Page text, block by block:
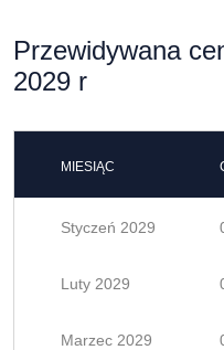
Przewidywana
2029 r
MIESIĄC
Styczeń 2029
Luty 2029
Marzec 2029